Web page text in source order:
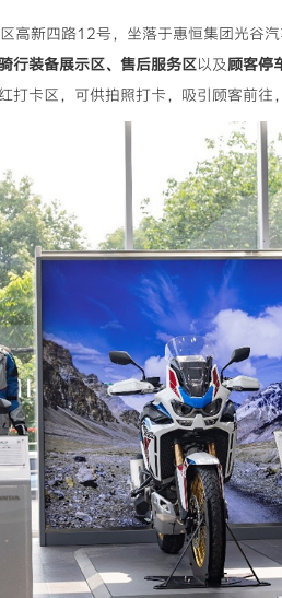
高新四路12号，坐落于惠恒集团光谷
行装备展示区、售后服务区以及顾客停
打卡区，可供拍照打卡，吸引顾客前